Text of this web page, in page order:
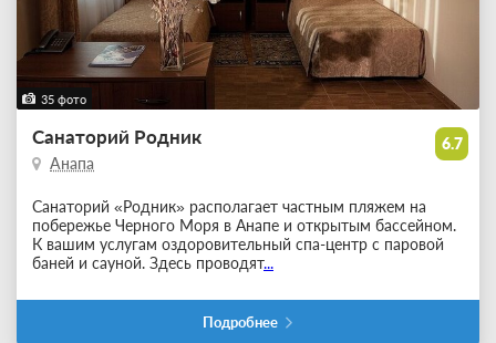
35 фото
6.7
Санаторий Родник
Анапа
Санаторий «Родник» располагает частным пляжем на
побережье Черного Моря в Анапе и открытым бассейном.
К вашим услугам оздоровительный спа-центр с паровой
баней и сауной. Здесь проводят...
Подробнее